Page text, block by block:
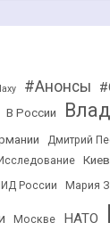
#Анонсы
В России
Дмитрий
Исследование Киев
России Мария
Москве НАТО